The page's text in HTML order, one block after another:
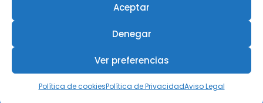
Aceptar
Denegar
Ver preferencias
Política de cookiesPolítica de PrivacidadAviso Legal
referentes de la ingeniería
Día de la Mujer en la Ingeniería